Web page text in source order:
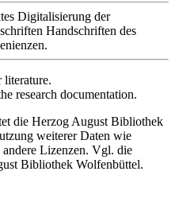
Digitalisierung der
Handschriften des
research documentation.
die Herzog August Bibliothek
weiterer Daten wie
Lizenzen. Vgl. die
Bibliothek Wolfenbüttel.